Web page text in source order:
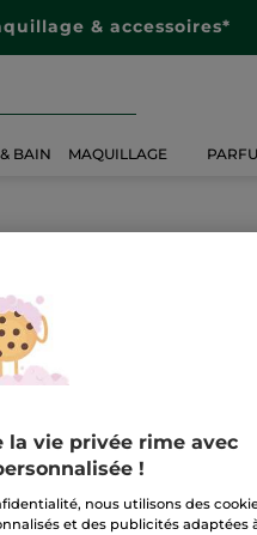
& accessoires*
BAIN MAQUILLAGE
la vie privée rime avec
!
nous utilisons des
et des publicités adaptées